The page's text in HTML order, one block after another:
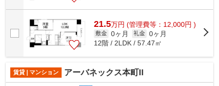
21.5万円 (管理費等：12,000円 )
敷金 0ヶ月 礼金 0ヶ月
12階 / 2LDK / 57.47㎡
賃貸 | マンション アーバネックス本町II